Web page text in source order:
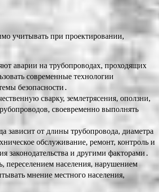
учитывать при проектировании,
аварии на трубопроводах, проходящих
современные технологии
безопасности․
сварку, землетрясения, оползни,
своевременно выполнять
зависит от длины трубопровода, диаметра
обслуживание, ремонт, контроль и
законодательства и другими факторами․
переселением населения, нарушением
мнение местного населения,